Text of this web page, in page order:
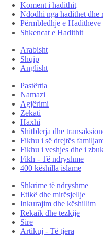
Koment i hadithit
Ndodhi nga hadithet dhe
Përmbledhje e Haditheve
Shkencat e Hadithit
Arabisht
Shqip
Anglisht
Pastërtia
Namazi
Agjërimi
Zekati
Haxhi
Shitblerja dhe
Fikhu i së drejtës
Fikhu i veshjes dhe i
Fikh - Të ndryshme
400 këshilla islame
Shkrime të ndryshme
Etikë dhe mirësjellje
Inkurajim dhe këshillim
Rekaik dhe tezkije
Sire
Artikuj - Të tjera